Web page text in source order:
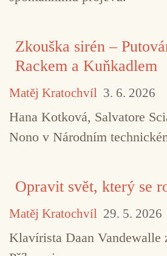
Zkouška sirén –
Rackem a Kuňkadlem
Matěj Kratochvíl 3. 6. 2026
Hana Kotková, Salvatore
Nono v Národním
Opravit svět, který se
Matěj Kratochvíl 29. 5. 2026
Klavírista Daan Vandewalle